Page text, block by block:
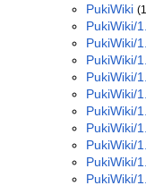
PukiWiki
PukiWiki/
PukiWiki/
PukiWiki/
PukiWiki/
PukiWiki/
PukiWiki/
PukiWiki/
PukiWiki/
PukiWiki/
PukiWiki/